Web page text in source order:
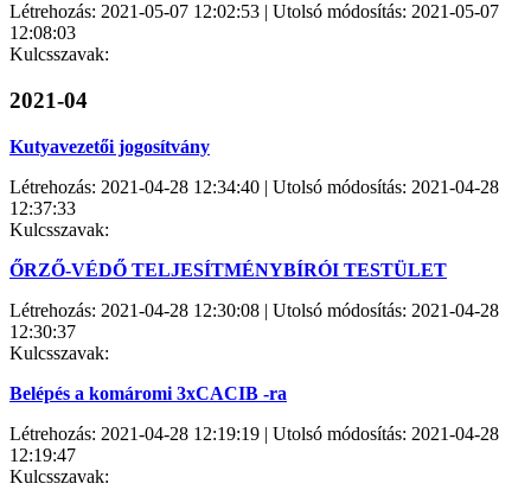
Létrehozás: 2021-05-07 12:02:53 | Utolsó módosítás: 2021-05-07
12:08:03
Kulcsszavak:
2021-04
Kutyavezetői jogosítvány
Létrehozás: 2021-04-28 12:34:40 | Utolsó módosítás: 2021-04-28
12:37:33
Kulcsszavak:
ŐRZŐ-VÉDŐ TELJESÍTMÉNYBÍRÓI TESTÜLET
Létrehozás: 2021-04-28 12:30:08 | Utolsó módosítás: 2021-04-28
12:30:37
Kulcsszavak:
Belépés a komáromi 3xCACIB -ra
Létrehozás: 2021-04-28 12:19:19 | Utolsó módosítás: 2021-04-28
12:19:47
Kulcsszavak: